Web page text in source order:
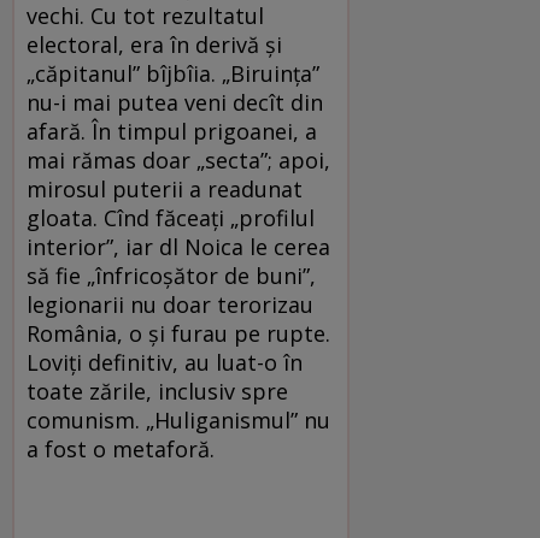
vechi. Cu tot rezultatul
electoral, era în derivă și
„căpitanul” bîjbîia. „Biruința”
nu-i mai putea veni decît din
afară. În timpul prigoanei, a
mai rămas doar „secta”; apoi,
mirosul puterii a readunat
gloata. Cînd făceați „profilul
interior”, iar dl Noica le cerea
să fie „înfricoșător de buni”,
legionarii nu doar terorizau
România, o și furau pe rupte.
Loviți definitiv, au luat-o în
toate zările, inclusiv spre
comunism. „Huliganismul” nu
a fost o metaforă.